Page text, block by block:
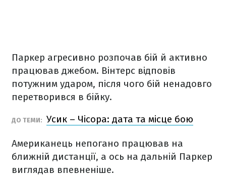
Паркер агресивно розпочав бій й активно
працював джебом. Вінтерс відповів
потужним ударом, після чого бій ненадовго
перетворився в бійку.
ДО ТЕМИ: Усик – Чісора: дата та місце бою
Американець непогано працював на
ближній дистанції, а ось на дальній Паркер
виглядав впевненіше.